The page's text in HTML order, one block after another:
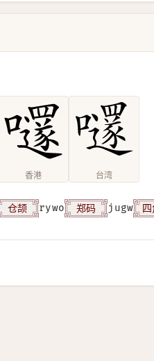
香港 台湾
仓颉 rywo 郑码 jugw